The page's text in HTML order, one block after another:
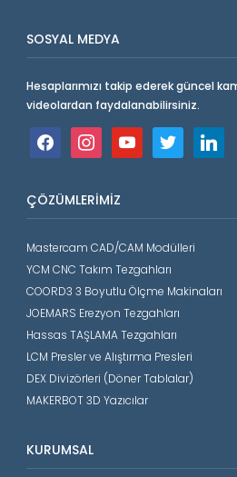
SOSYAL MEDYA
Hesaplarımızı takip ederek güncel
videolardan faydalanabilirsiniz.
facebookinstagramyoutube twitter linkedin
ÇÖZÜMLERIMIZ
Mastercam CAD/CAM Modülleri
YCM CNC Takım Tezgahları
COORD3 3 Boyutlu Ölçme Makinaları
JOEMARS Erezyon Tezgahları
Hassas TAŞLAMA Tezgahları
LCM Presler ve Alıştırma Presleri
DEX Divizörleri (Döner Tablalar)
MAKERBOT 3D Yazıcılar
KURUMSAL